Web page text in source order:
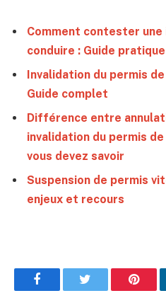
Comment contester une
conduire : Guide
Invalidation du permis
Guide complet
Différence entre
invalidation du permis
vous devez savoir
Suspension de permis
enjeux et recours
FacebookTwitter